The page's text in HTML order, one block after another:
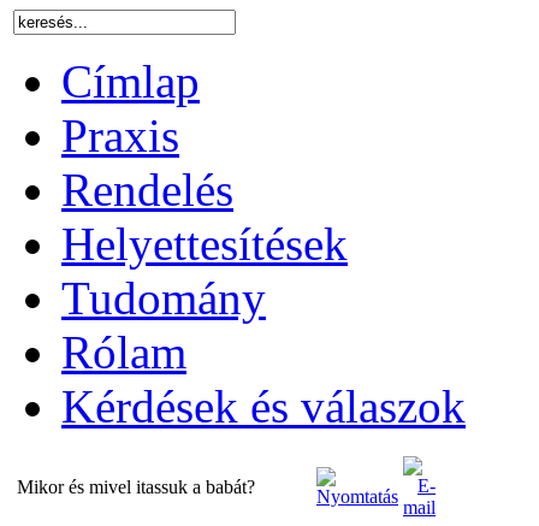
Címlap
Praxis
Rendelés
Helyettesítések
Tudomány
Rólam
Kérdések és válaszok
Mikor és mivel itassuk a babát?